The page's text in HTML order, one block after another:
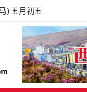
) 五月初五